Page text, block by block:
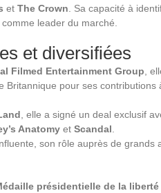
et The Crown . Sa capacité à
leader du marché.
et diversifiées
Filmed Entertainment Group ,
Britannique pour ses contributions
, elle a signé un deal exclusif
Anatomy et Scandal
son rôle auprès de grands
présidentielle de la liberté